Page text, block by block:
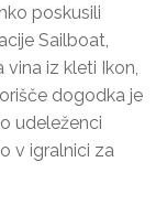
poskusili
Sailboat,
iz kleti Ikon,
dogodka je
udeleženci
v igralnici za